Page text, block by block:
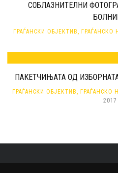
СОБЛАЗНИТЕЛНИ
ГРАЃАНСКИ ОБЈЕКТИВ, ГРАЃАНСКО
ПАКЕТЧИЊАТА ОД
ГРАЃАНСКИ ОБЈЕКТИВ, ГРАЃАНСКО
2017